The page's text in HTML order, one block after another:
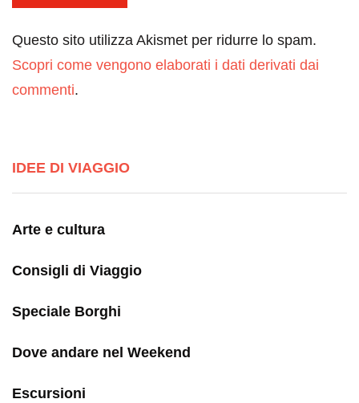
Questo sito utilizza Akismet per ridurre lo spam.
Scopri come vengono elaborati i dati derivati dai
commenti.
IDEE DI VIAGGIO
Arte e cultura
Consigli di Viaggio
Speciale Borghi
Dove andare nel Weekend
Escursioni